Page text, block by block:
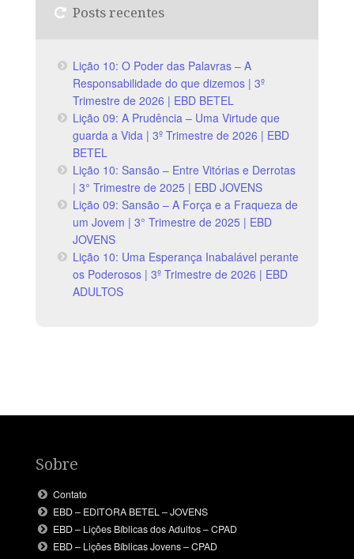
Posts recentes
Lição 10: O Poder das Palavras – A
Responsabilidade do que dizemos | 3º
Trimestre de 2026 | EBD BETEL
Lição 09: A Prudência – Uma Virtude que
guarda a Vida | 3º Trimestre de 2026 | EBD
BETEL
Lição 10: Sansão – Entre Vitórias e Derrotas
| 3° Trimestre de 2025 | EBD JOVENS
Lição 09: Sansão – A Força e a Fraqueza de
um Jovem | 3° Trimestre de 2025 | EBD
JOVENS
Lição 10: Uma Esperança Inabalável perante
os Poderosos | 3º Trimestre de 2026 | EBD
ADULTOS
Sobre
Contato
EBD – EDITORA BETEL – JOVENS
EBD – Lições Bíblicas dos Adultos – CPAD
EBD – Lições Bíblicas Jovens – CPAD